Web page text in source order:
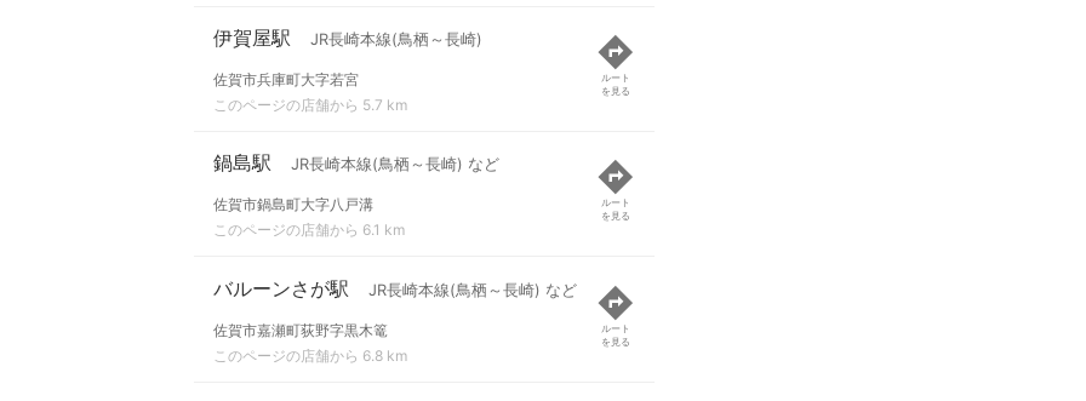
伊賀屋駅 JR長崎本線(鳥栖～長崎)
佐賀市兵庫町大字若宮
このページの店舗から 5.7 km
ルート
を見る
鍋島駅 JR長崎本線(鳥栖～長崎) など
佐賀市鍋島町大字八戸溝
このページの店舗から 6.1 km
ルート
を見る
バルーンさが駅 JR長崎本線(鳥栖～長崎) など
佐賀市嘉瀬町荻野字黒木篭
このページの店舗から 6.8 km
ルート
を見る